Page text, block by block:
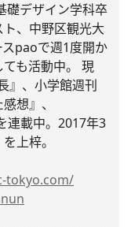
礎デザイン学科卒
、中野区観光大
paoで週1度開か
ても活動中。 現
、 小学館週刊
想』、
載中。 2017年3
上梓。
tokyo.com/